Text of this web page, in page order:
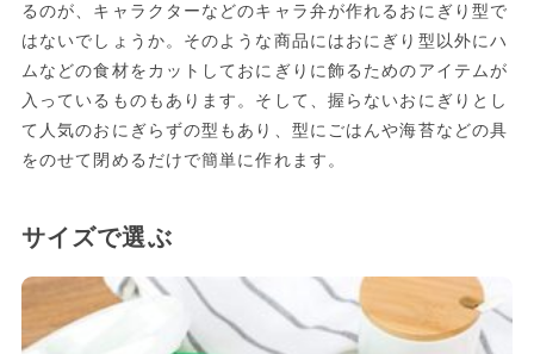
るのが、キャラクターなどのキャラ弁が作れるおにぎり型で
はないでしょうか。そのような商品にはおにぎり型以外にハ
ムなどの食材をカットしておにぎりに飾るためのアイテムが
入っているものもあります。そして、握らないおにぎりとし
て人気のおにぎらずの型もあり、型にごはんや海苔などの具
をのせて閉めるだけで簡単に作れます。
サイズで選ぶ